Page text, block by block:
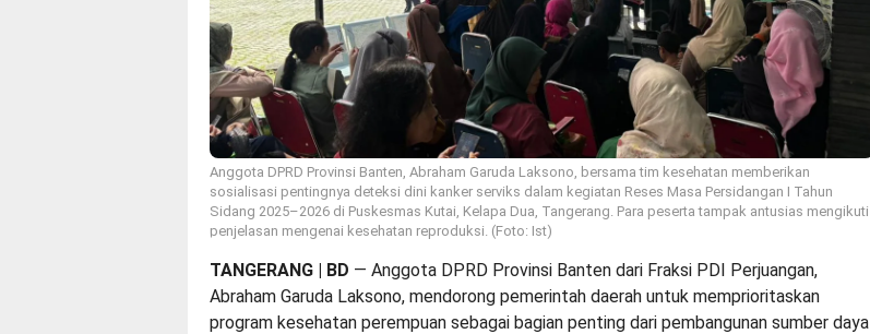
Anggota DPRD Provinsi Banten, Abraham Garuda Laksono, bersama tim kesehatan memberikan
sosialisasi pentingnya deteksi dini kanker serviks dalam kegiatan Reses Masa Persidangan I Tahun
Sidang 2025–2026 di Puskesmas Kutai, Kelapa Dua, Tangerang. Para peserta tampak antusias mengikuti
penjelasan mengenai kesehatan reproduksi. (Foto: Ist)
TANGERANG | BD — Anggota DPRD Provinsi Banten dari Fraksi PDI Perjuangan,
Abraham Garuda Laksono, mendorong pemerintah daerah untuk memprioritaskan
program kesehatan perempuan sebagai bagian penting dari pembangunan sumber daya